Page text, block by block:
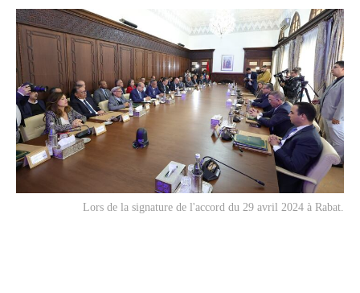
Lors de la signature de l'accord du 29 avril 2024 à Rabat.